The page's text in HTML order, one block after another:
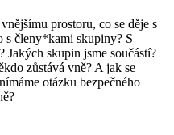
prostoru, co se děje s
s členy*kami skupiny? S
skupin jsme součástí?
zůstává vně? A jak se
otázku bezpečného